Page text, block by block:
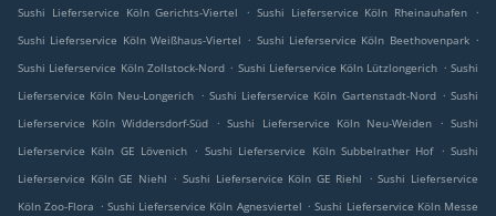
Sushi Lieferservice Köln Gerichts-Viertel
. Sushi Lieferservice Köln Rheinauhafen
.
Sushi Lieferservice Köln Weißhaus-Viertel . Sushi Lieferservice Köln Beethovenpark .
Sushi Lieferservice Köln Zollstock-Nord . Sushi Lieferservice Köln Lützlongerich . Sushi
Lieferservice Köln Neu-Longerich . Sushi Lieferservice Köln Gartenstadt-Nord . Sushi
Lieferservice Köln Widdersdorf-Süd
. Sushi Lieferservice Köln Neu-Weiden . Sushi
Lieferservice Köln GE Lövenich . Sushi Lieferservice Köln Subbelrather Hof . Sushi
Lieferservice Köln GE Niehl . Sushi Lieferservice Köln GE Riehl . Sushi Lieferservice
Köln Zoo-Flora . Sushi Lieferservice Köln Agnesviertel . Sushi Lieferservice Köln Messe